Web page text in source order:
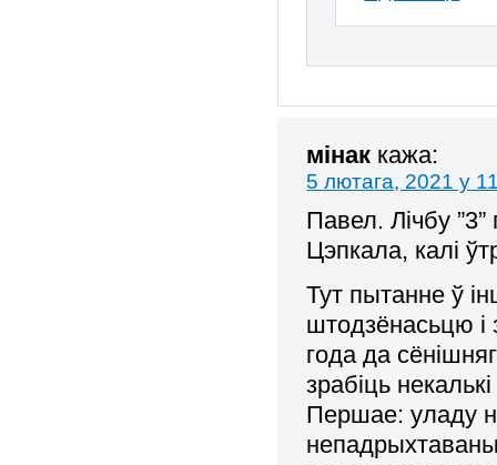
мінак кажа:
5 лютага, 2021 у
Павел. Лічбу ”3”
Цэпкала, калі
Тут пытанне ў
штодзёнасьцю і
года да
зрабіць
Першае: уладу